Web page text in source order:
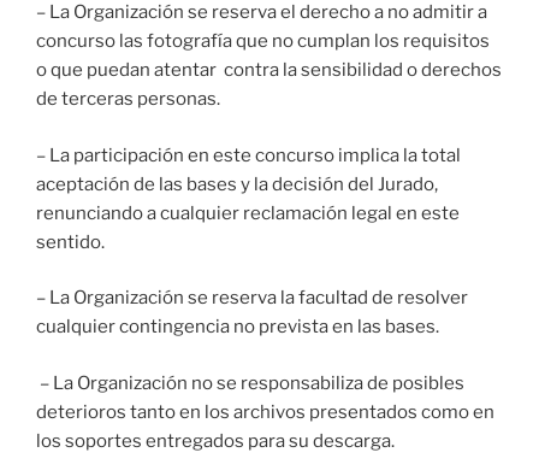
– La Organización se reserva el derecho a no admitir a
concurso las fotografía que no cumplan los requisitos
o que puedan atentar contra la sensibilidad o derechos
de terceras personas.
– La participación en este concurso implica la total
aceptación de las bases y la decisión del Jurado,
renunciando a cualquier reclamación legal en este
sentido.
– La Organización se reserva la facultad de resolver
cualquier contingencia no prevista en las bases.
– La Organización no se responsabiliza de posibles
deterioros tanto en los archivos presentados como en
los soportes entregados para su descarga.